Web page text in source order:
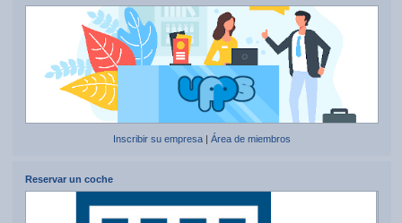
Inscribir su empresa| Área de miembros
Reservar un coche